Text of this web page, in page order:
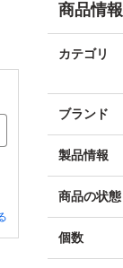
商品情報
カテゴリ
ブランド
製品情報
商品の状態
個数